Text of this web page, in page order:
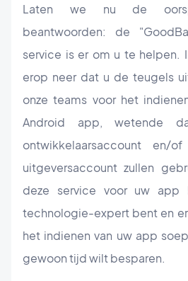
Laten we nu de
beantwoorden: de
service is er om u te helpen.
erop neer dat u de teugels
onze teams voor het
Android app, wetende
ontwikkelaarsaccount en/
uitgeversaccount zullen
deze service voor uw app
technologie-expert bent en
het indienen van uw app
gewoontijd wilt besparen.